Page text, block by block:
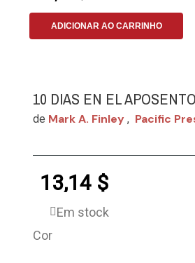
ADICIONAR AO CARRINHO
10 DIAS EN EL
de Mark A. Finley , Pacific
13,14 $
Em stock
Cor